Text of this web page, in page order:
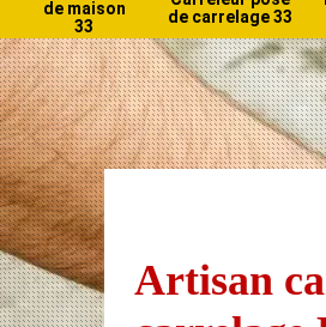
de maison
33
de carrelage 33
Artisan